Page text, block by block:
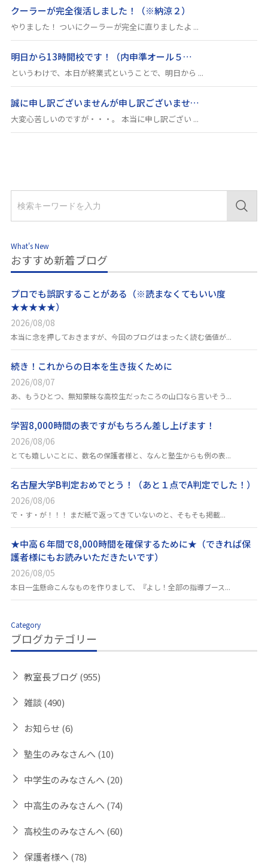
クーラーが完全復活しました！（※納涼２）
やりました！ ついにクーラーが完全に直りましたよ ...
明日から13時開校です！（内申準オール５…
というわけで、本日が終業式ということで、明日から ...
誠に申し訳ございませんが申し訳ございませ…
大変心苦しいのですが・・・。 本当に申し訳ござい ...
What's New
おすすめ新着ブログ
プロでも誤訳することがある（※読まなくてもいい度
★★★★★）
2026/08/08
本当に念を押しておきますが、今回のブログはまったく読む価値が...
続き！これからの日本を生き抜くために
2026/08/07
あ、もうひとつ、無知蒙昧な高校生だったころの山口なら言いそう...
学習8,000時間の表ですがもちろん差し上げます！
2026/08/06
とても嬉しいことに、数名の保護者様と、なんと塾生からも例の表...
名古屋大学B判定おめでとう！（あと１点でA判定でした！）
2026/08/06
で・す・が！！！ まだ紙で返ってきていないのと、そもそも掲載...
★中高６年間で8,000時間を確保するために★（できれば保
護者様にもお読みいただきたいです）
2026/08/05
本日一生懸命こんなものを作りまして、『よし！全部の指導ブース...
Category
ブログカテゴリー
教室長ブログ(955)
雑談(490)
お知らせ (6)
塾生のみなさんへ (10)
中学生のみなさんへ (20)
中高生のみなさんへ (74)
高校生のみなさんへ (60)
保護者様へ (78)